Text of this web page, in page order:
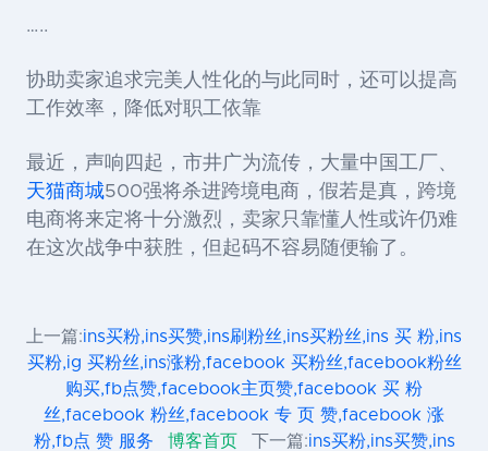
…..
协助卖家追求完美人性化的与此同时，还可以提高
工作效率，降低对职工依靠
最近，声响四起，市井广为流传，大量中国工厂、
天猫商城500强将杀进跨境电商，假若是真，跨境
电商将来定将十分激烈，卖家只靠懂人性或许仍难
在这次战争中获胜，但起码不容易随便输了。
上一篇:ins买粉,ins买赞,ins刷粉丝,ins买粉丝,ins 买 粉,ins
买粉,ig 买粉丝,ins涨粉,facebook 买粉丝,facebook粉丝
购买,fb点赞,facebook主页赞,facebook 买 粉
丝,facebook 粉丝,facebook 专 页 赞,facebook 涨
粉,fb点 赞 服务
博客首页 下一篇:ins买粉,ins买赞,ins